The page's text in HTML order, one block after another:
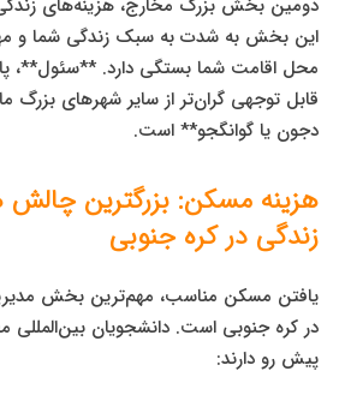
این بخش به شدت به سبک زندگی شما و
محل اقامت شما بستگی دارد. **سئول**،
قابل توجهی گران‌تر از سایر شهرهای بزرگ
دجون یا گوانگجو** است.
هزینه مسکن: بزرگترین چالش
زندگی در کره جنوبی
یافتن مسکن مناسب، مهم‌ترین بخش
در کره جنوبی است. دانشجویان بین‌المللی
پیش رو دارند: